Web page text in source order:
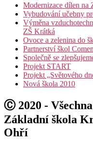
Modernizace dílen na
Vybudování učebny
Výměna
ZŠ Krátká
Ovoce a zelenina do
Partnerství škol
Společně se
Projekt START
Projekt „Světového
Nová škola 2010
Ⓒ 2020 -
Základní škola
Ohří